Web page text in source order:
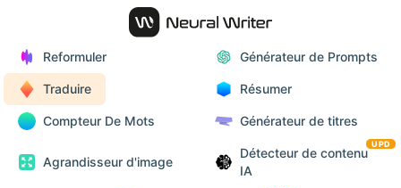
Reformuler Générateur de Prompts
Traduire Résumer
Compteur De Mots Générateur de titres
Agrandisseur d'image
Détecteur de contenu
IA
UPD